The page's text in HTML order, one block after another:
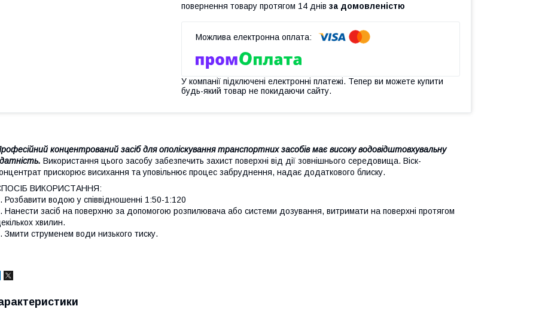
повернення товару протягом 14 днів за домовленістю
У компанії підключені електронні платежі. Тепер ви можете купити
будь-який товар не покидаючи сайту.
концентрований засіб для ополіскування транспортних засобів має високу водовідштовхувальну
Використання цього засобу забезпечить захист поверхні від дії зовнішнього середовища. Віск-
прискорює висихання та уповільнює процес забруднення, надає додаткового блиску.
ВИКОРИСТАННЯ:
Розбавити водою у співвідношенні 1:50-1:120
Нанести засіб на поверхню за допомогою розпилювача або системи дозування, витримати на поверхні протягом
хвилин.
Змити струменем води низького тиску.